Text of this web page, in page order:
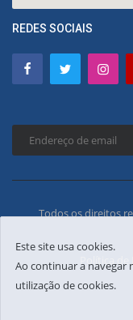
REDES SOCIAIS
Todos os direitos
Política de
Este site usa cookies.
Ao continuar a navegar
utilização de cookies.